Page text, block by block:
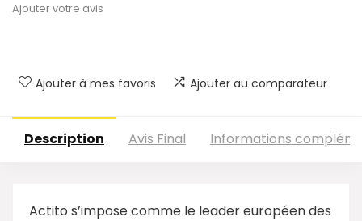
Ajouter votre avis
Ajouter à mes favoris Ajouter au comparateur
Description Avis Final Informations
Actito s’impose comme le leader européen des